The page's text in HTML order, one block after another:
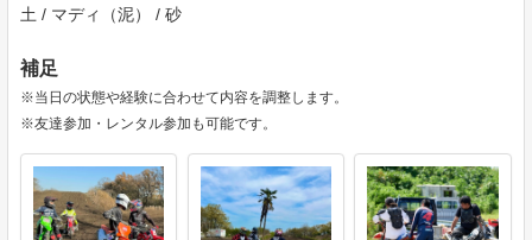
土 / マディ（泥） / 砂
補足
※当日の状態や経験に合わせて内容を調整します。
※友達参加・レンタル参加も可能です。